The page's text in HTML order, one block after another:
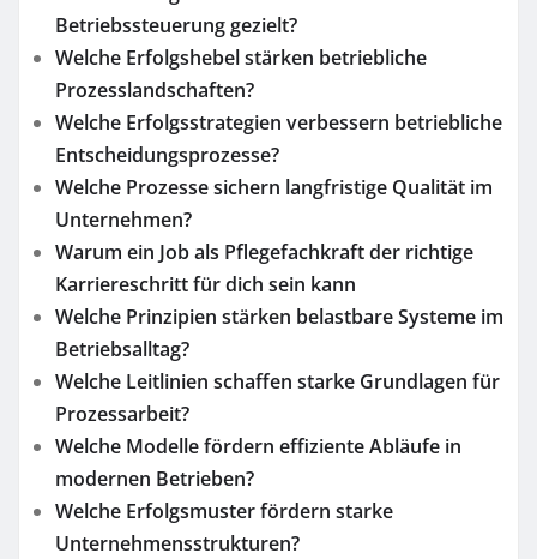
Betriebssteuerung gezielt?
Welche Erfolgshebel stärken betriebliche
Prozesslandschaften?
Welche Erfolgsstrategien verbessern betriebliche
Entscheidungsprozesse?
Welche Prozesse sichern langfristige Qualität im
Unternehmen?
Warum ein Job als Pflegefachkraft der richtige
Karriereschritt für dich sein kann
Welche Prinzipien stärken belastbare Systeme im
Betriebsalltag?
Welche Leitlinien schaffen starke Grundlagen für
Prozessarbeit?
Welche Modelle fördern effiziente Abläufe in
modernen Betrieben?
Welche Erfolgsmuster fördern starke
Unternehmensstrukturen?